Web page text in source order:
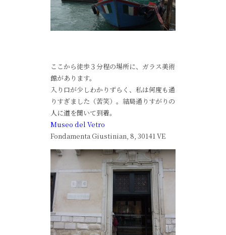
ここから徒歩３分程の場所に、ガラス美術
館があります。
入り口が少しわかりずらく、私は何度も通
りすぎました（苦笑）。結局通りすがりの
人に道を聞いて到着。
Museo del Vetro
Fondamenta Giustinian, 8, 30141 VE